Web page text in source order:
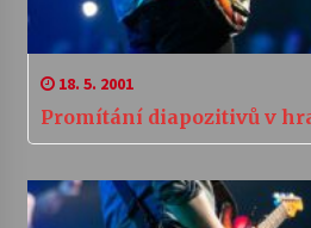
18. 5. 2001
Promítání diapozitivů v